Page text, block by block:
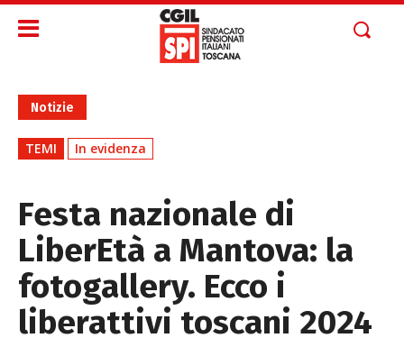
Notizie
TEMI In evidenza
Festa nazionale di
LiberEtà a Mantova: la
fotogallery. Ecco i
liberattivi toscani 2024